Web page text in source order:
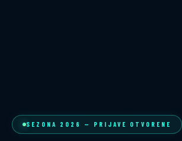
SEZONA 2026 — PRIJAVE OTVORENE